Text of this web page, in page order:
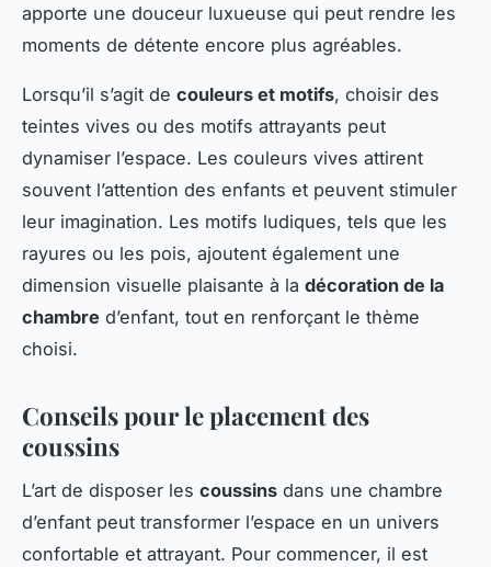
apporte une douceur luxueuse qui peut rendre les
moments de détente encore plus agréables.
Lorsqu’il s’agit de couleurs et motifs, choisir des
teintes vives ou des motifs attrayants peut
dynamiser l’espace. Les couleurs vives attirent
souvent l’attention des enfants et peuvent stimuler
leur imagination. Les motifs ludiques, tels que les
rayures ou les pois, ajoutent également une
dimension visuelle plaisante à la décoration de la
chambre d’enfant, tout en renforçant le thème
choisi.
Conseils pour le placement des
coussins
L’art de disposer les coussins dans une chambre
d’enfant peut transformer l’espace en un univers
confortable et attrayant. Pour commencer, il est